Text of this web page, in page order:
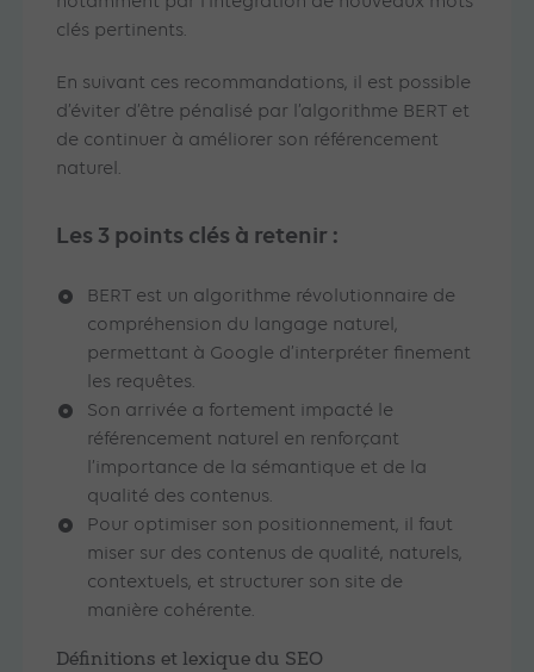
clés pertinents.
En suivant ces recommandations, il est possible
d’éviter d’être pénalisé par l’algorithme BERT et
de continuer à améliorer son référencement
naturel.
Les 3 points clés à retenir :
BERT est un algorithme révolutionnaire de
compréhension du langage naturel,
permettant à Google d’interpréter finement
les requêtes.
Son arrivée a fortement impacté le
référencement naturel en renforçant
l’importance de la sémantique et de la
qualité des contenus.
Pour optimiser son positionnement, il faut
miser sur des contenus de qualité, naturels,
contextuels, et structurer son site de
manière cohérente.
Définitions et lexique du SEO